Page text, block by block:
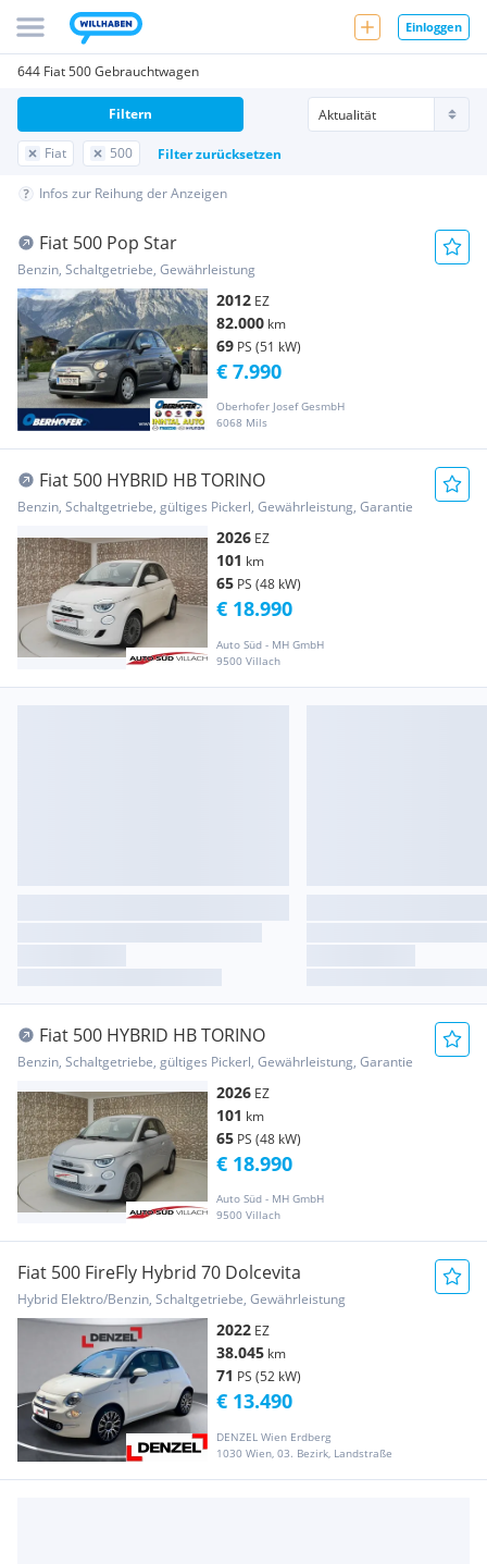
Einloggen
644 Fiat 500 Gebrauchtwagen
Fiat 500 Filter zurücksetzen
Filtern
Infos zur Reihung der Anzeigen
Fiat 500 Pop Star
Benzin, Schaltgetriebe, Gewährleistung
2012 EZ
82.000 km
69 PS (51 kW)
Oberhofer Josef GesmbH
6068 Mils
€ 7.990
Fiat 500 HYBRID HB TORINO
Benzin, Schaltgetriebe, gültiges Pickerl, Gewährleistung, Garantie
2026 EZ
101 km
65 PS (48 kW)
Auto Süd - MH GmbH
9500 Villach
€ 18.990
Fiat 500 HYBRID HB TORINO
Benzin, Schaltgetriebe, gültiges Pickerl, Gewährleistung, Garantie
2026 EZ
101 km
65 PS (48 kW)
Auto Süd - MH GmbH
9500 Villach
€ 18.990
Fiat 500 FireFly Hybrid 70 Dolcevita
Hybrid Elektro/Benzin, Schaltgetriebe, Gewährleistung
2022 EZ
38.045 km
71 PS (52 kW)
DENZEL Wien Erdberg
1030 Wien, 03. Bezirk, Landstraße
€ 13.490